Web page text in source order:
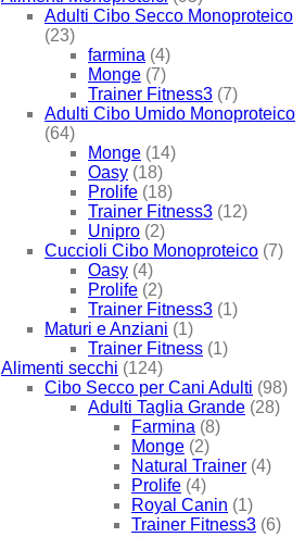
Adulti Cibo Secco Monoproteico
(23)
farmina (4)
Monge (7)
Trainer Fitness3 (7)
Adulti Cibo Umido Monoproteico
(64)
Monge (14)
Oasy (18)
Prolife (18)
Trainer Fitness3 (12)
Unipro (2)
Cuccioli Cibo Monoproteico (7)
Oasy (4)
Prolife (2)
Trainer Fitness3 (1)
Maturi e Anziani (1)
Trainer Fitness (1)
Alimenti secchi (124)
Cibo Secco per Cani Adulti (98)
Adulti Taglia Grande (28)
Farmina (8)
Monge (2)
Natural Trainer (4)
Prolife (4)
Royal Canin (1)
Trainer Fitness3 (6)